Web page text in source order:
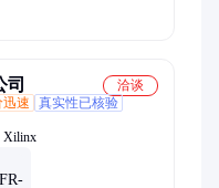
司
洽谈
迅速
真实性已核验
Xilinx